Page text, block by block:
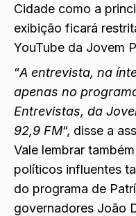
Cidade como a
exibição ficará
YouTube da Jovem
“A entrevista, na
apenas no
Entrevistas, da
92,9 FM“, disse a
Vale lembrar
políticos influentes
do programa de
governadores João